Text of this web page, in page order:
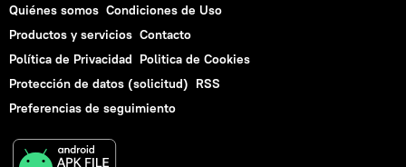
Quiénes somos Condiciones de Uso
Productos y servicios Contacto
Política de Privacidad Politica de Cookies
Protección de datos (solicitud) RSS
Preferencias de seguimiento